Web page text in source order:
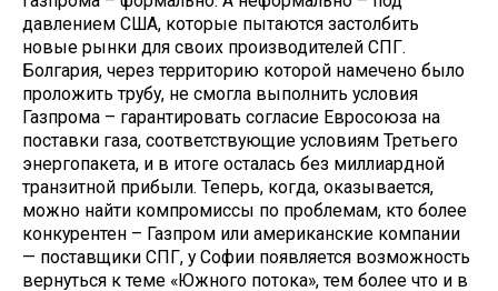
давлением США, которые пытаются застолбить
новые рынки для своих производителей СПГ.
Болгария, через территорию которой намечено было
проложить трубу, не смогла выполнить условия
Газпрома – гарантировать согласие Евросоюза на
поставки газа, соответствующие условиям Третьего
энергопакета, и в итоге осталась без миллиардной
транзитной прибыли. Теперь, когда, оказывается,
можно найти компромиссы по проблемам, кто более
конкурентен – Газпром или американские компании
— поставщики СПГ, у Софии появляется возможность
вернуться к теме «Южного потока», тем более что и в